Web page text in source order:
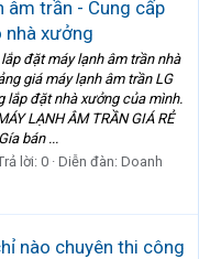
âm trần - Cung cấp
nhà xưởng
đặt máy lạnh âm trần nhà
giá máy lạnh âm trần LG
đặt nhà xưởng của mình.
LẠNH ÂM TRẦN GIÁ RẺ
bán ...
lời: 0 Diễn đàn: Doanh
nào chuyên thi công